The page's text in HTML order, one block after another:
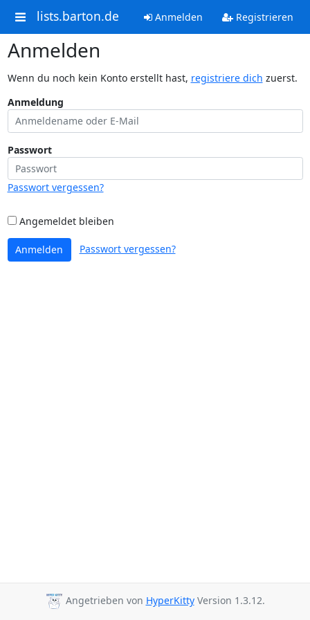
lists.barton.de Anmelden Registrieren
Anmelden
Wenn du noch kein Konto erstellt hast, registriere dich zuerst.
Anmeldung
Passwort
Passwort vergessen?
Angemeldet bleiben
Anmelden Passwort vergessen?
Angetrieben von HyperKittyVersion 1.3.12.